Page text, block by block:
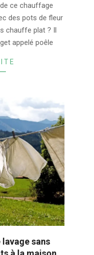
ce chauffage
des pots de fleur
chauffe plat ? Il
appelé poêle
lavage sans